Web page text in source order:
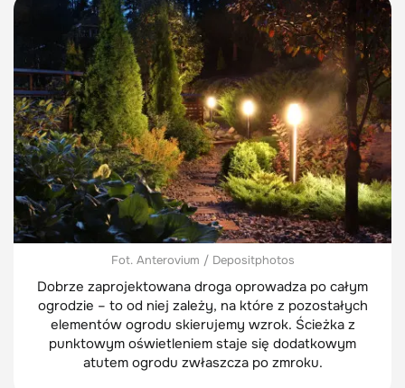
Fot. Anterovium / Depositphotos
Dobrze zaprojektowana droga oprowadza po całym
ogrodzie – to od niej zależy, na które z pozostałych
elementów ogrodu skierujemy wzrok. Ścieżka z
punktowym oświetleniem staje się dodatkowym
atutem ogrodu zwłaszcza po zmroku.